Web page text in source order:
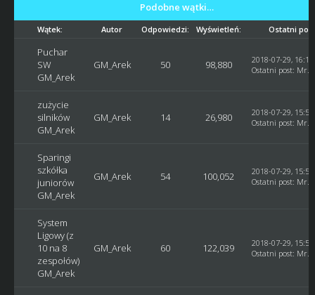
Podobne wątki…
Wątek: Autor Odpowiedzi: Wyświetleń: Ostatni
Puchar
SW
GM_Arek
GM_Arek 50 98,880
2018-07-29,
Ostatni post: Mr.
zużycie
silników
GM_Arek
GM_Arek 14 26,980
2018-07-29,
Ostatni post: Mr.
Sparingi
szkółka
juniorów
GM_Arek
GM_Arek 54 100,052
2018-07-29,
Ostatni post: Mr.
System
Ligowy (z
10 na 8
zespołów)
GM_Arek
GM_Arek 60 122,039
2018-07-29,
Ostatni post: Mr.